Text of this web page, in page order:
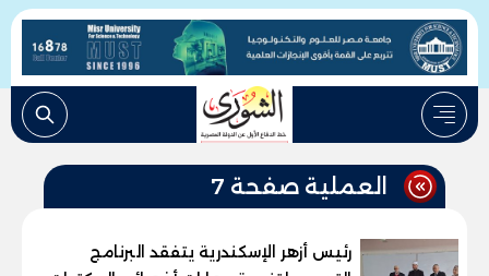
العملية صفحة 7
رئيس أزهر الإسكندرية يتفقد البرنامج